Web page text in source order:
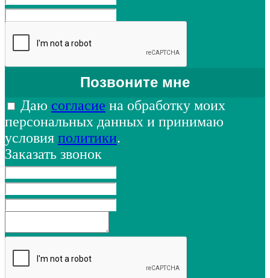
Даю согласие на обработку моих
персональных данных и принимаю
условия политики.
Заказать звонок